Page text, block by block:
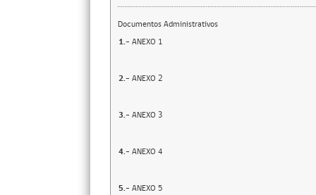
Documentos Administrativos
1.- ANEXO 1
2.- ANEXO 2
3.- ANEXO 3
4.- ANEXO 4
5.- ANEXO 5